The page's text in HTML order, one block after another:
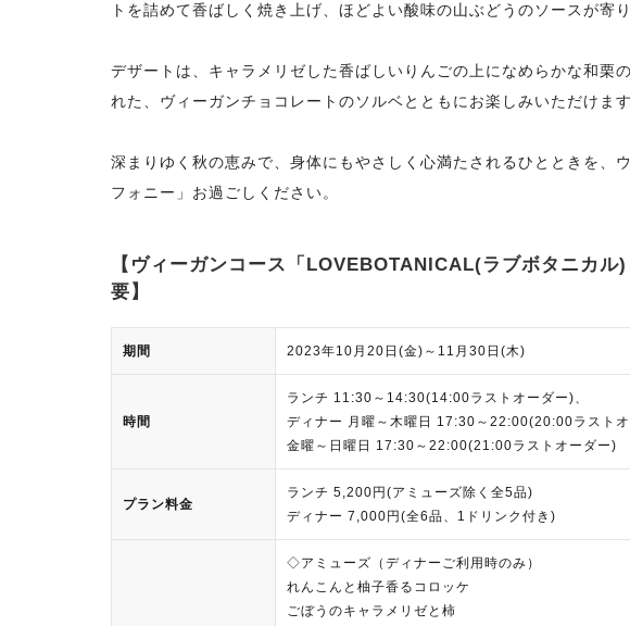
トを詰めて香ばしく焼き上げ、ほどよい酸味の山ぶどうのソースが寄り
デザートは、キャラメリゼした香ばしいりんごの上になめらかな和栗
れた、ヴィーガンチョコレートのソルベとともにお楽しみいただけます
深まりゆく秋の恵みで、身体にもやさしく心満たされるひとときを、
フォニー」お過ごしください。
【ヴィーガンコース「LOVEBOTANICAL(ラブボタニカ
要】
期間 2023年10月20日(金)～11月30日(木)
時間
ランチ 11:30～14:30(14:00ラストオーダー)、
ディナー 月曜～木曜日 17:30～22:00(20:00ラスト
金曜～日曜日 17:30～22:00(21:00ラストオーダー)
プラン料金
ランチ 5,200円(アミューズ除く全5品)
ディナー 7,000円(全6品、1ドリンク付き)
◇アミューズ（ディナーご利用時のみ）
れんこんと柚子香るコロッケ
ごぼうのキャラメリゼと柿